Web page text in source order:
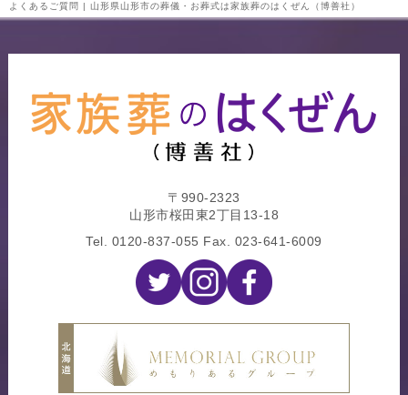
よくあるご質問 | 山形県山形市の葬儀・お葬式は家族葬のはくぜん（博善社）
〒990-2323
山形市桜田東2丁目13-18
Tel. 0120-837-055 Fax. 023-641-6009